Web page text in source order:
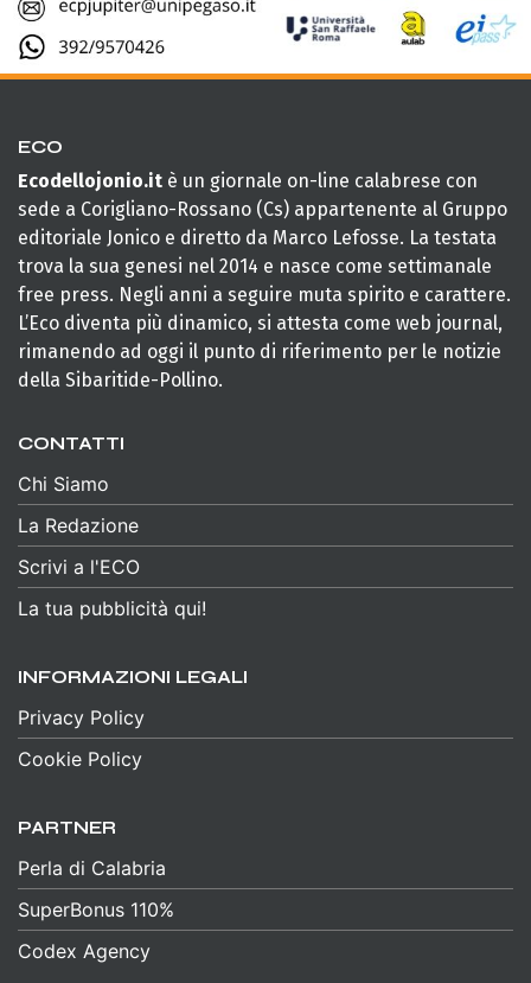
ECO
Ecodellojonio.it è un giornale on-line calabrese con
sede a Corigliano-Rossano (Cs) appartenente al Gruppo
editoriale Jonico e diretto da Marco Lefosse. La testata
trova la sua genesi nel 2014 e nasce come settimanale
free press. Negli anni a seguire muta spirito e carattere.
L’Eco diventa più dinamico, si attesta come web journal,
rimanendo ad oggi il punto di riferimento per le notizie
della Sibaritide-Pollino.
CONTATTI
Chi Siamo
La Redazione
Scrivi a l'ECO
La tua pubblicità qui!
INFORMAZIONI LEGALI
Privacy Policy
Cookie Policy
PARTNER
Perla di Calabria
SuperBonus 110%
Codex Agency